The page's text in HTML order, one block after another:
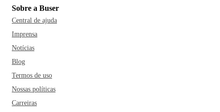
Sobre a Buser
Central de ajuda
Imprensa
Notícias
Blog
Termos de uso
Nossas políticas
Carreiras